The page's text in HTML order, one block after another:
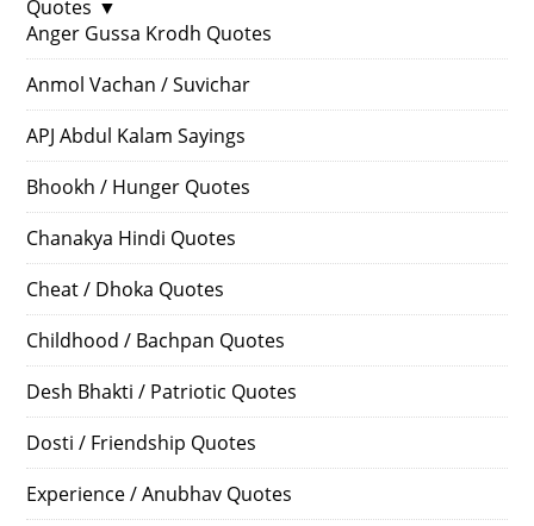
Quotes ▼
Anger Gussa Krodh Quotes
Anmol Vachan / Suvichar
APJ Abdul Kalam Sayings
Bhookh / Hunger Quotes
Chanakya Hindi Quotes
Cheat / Dhoka Quotes
Childhood / Bachpan Quotes
Desh Bhakti / Patriotic Quotes
Dosti / Friendship Quotes
Experience / Anubhav Quotes